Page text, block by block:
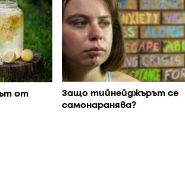
от
Защо тийнейджърът се
самонаранява?